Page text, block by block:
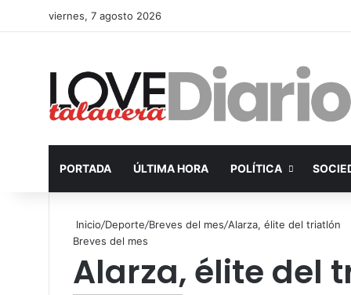
viernes, 7 agosto 2026
PORTADA ÚLTIMA HORA POLÍTICA
Inicio/Deporte/Breves del mes/Alarza, élite del triatlón
Breves del mes
Alarza, élite del